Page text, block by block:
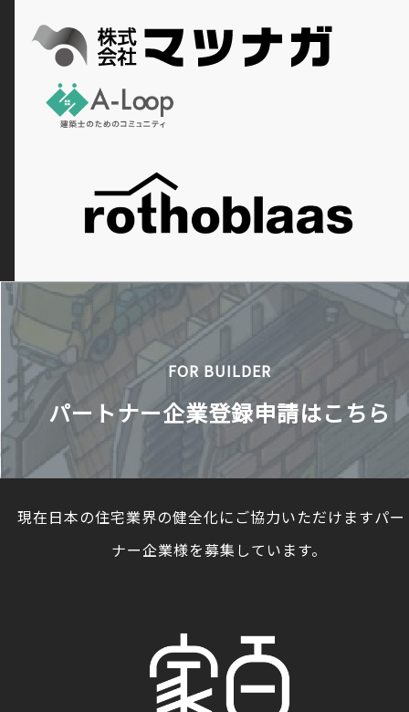
FOR BUILDER
パートナー企業登録申請はこちら
現在日本の住宅業界の健全化にご協力いただけますパ
ナー企業様を募集しています。